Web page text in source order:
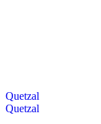
Quetzal
Quetzal